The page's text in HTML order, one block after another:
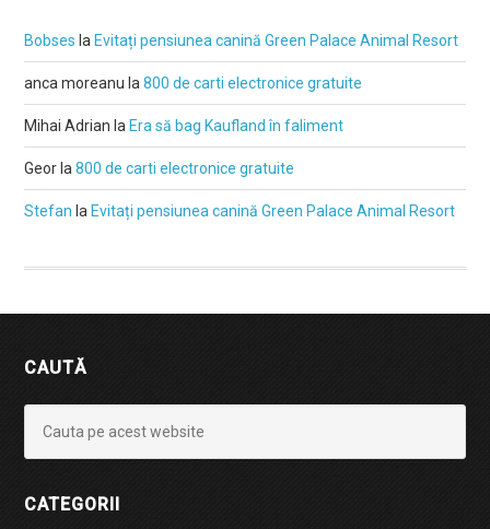
Bobses la Evitați pensiunea canină Green Palace Animal Resort
anca moreanu la800 de carti electronice gratuite
Mihai Adrian la Era să bag Kaufland în faliment
Geor la800 de carti electronice gratuite
Stefan la Evitați pensiunea canină Green Palace Animal Resort
CAUTĂ
CATEGORII